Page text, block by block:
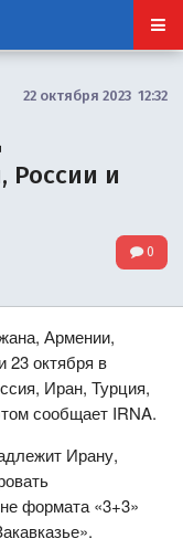
22 октября 2023 12:32
России и
0
Армении,
23 октября в
Иран, Турция,
сообщает IRNA.
Ирану,
формата «3+3»